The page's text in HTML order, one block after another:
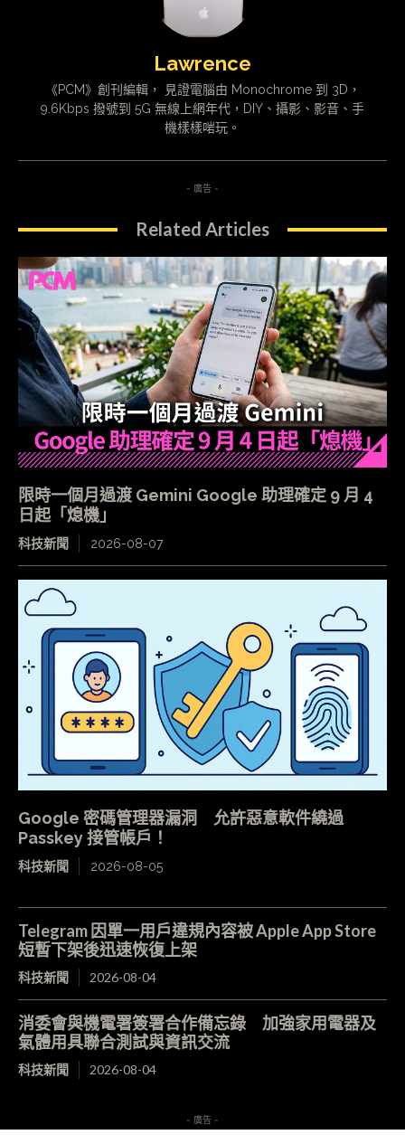
Lawrence
《PCM》創刊編輯， 見證電腦由 Monochrome 到 3D，
9.6Kbps 撥號到 5G 無線上網年代，DIY、攝影、影音、手
機樣樣啱玩。
- 廣告 -
Related Articles
限時一個月過渡 Gemini Google 助理確定 9 月 4
日起「熄機」
科技新聞 2026-08-07
Google 密碼管理器漏洞 允許惡意軟件繞過
Passkey 接管帳戶！
科技新聞 2026-08-05
Telegram 因單一用戶違規內容被 Apple App Store
短暫下架後迅速恢復上架
科技新聞 2026-08-04
消委會與機電署簽署合作備忘錄 加強家用電器及
氣體用具聯合測試與資訊交流
科技新聞 2026-08-04
- 廣告 -